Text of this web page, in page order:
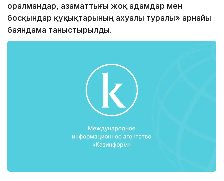
оралмандар, азаматтығы жоқ адамдар мен
босқындар құқықтарының ахуалы туралы» арнайы
баяндама таныстырылды.